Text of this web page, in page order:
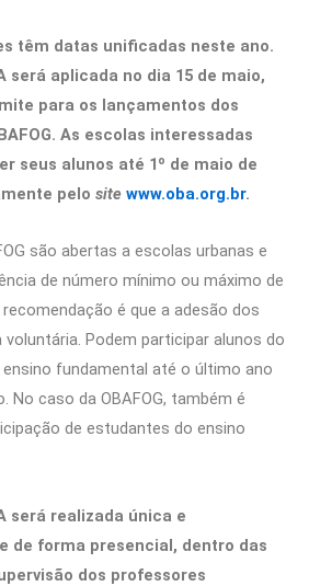
têm datas unificadas neste ano.
será aplicada no dia 15 de maio,
para os lançamentos dos
As escolas interessadas
seus alunos até 1º de maio de
pelo site www.oba.org.br.
são abertas a escolas urbanas e
de número mínimo ou máximo de
é que a adesão dos
Podem participar alunos do
fundamental até o último ano
No caso da OBAFOG, também é
de estudantes do ensino
será realizada única e
de forma presencial, dentro das
dos professores